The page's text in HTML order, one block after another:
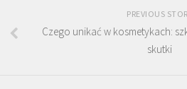
PREVIOUS
Czego unikać w kosmetykach:
skutki